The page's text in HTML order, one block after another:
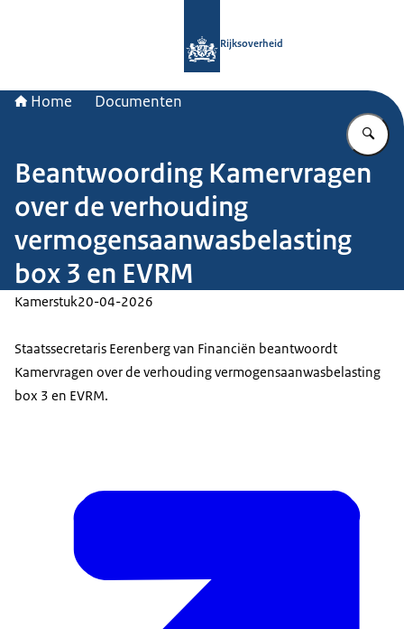
Rijksoverheid
Home Documenten
Beantwoording Kamervragen
over de verhouding
vermogensaanwasbelasting
box 3 en EVRM
Kamerstuk20-04-2026
Staatssecretaris Eerenberg van Financiën beantwoordt
Kamervragen over de verhouding vermogensaanwasbelasting
box 3 en EVRM.